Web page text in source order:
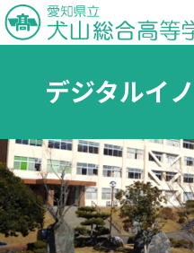
デジタルイ